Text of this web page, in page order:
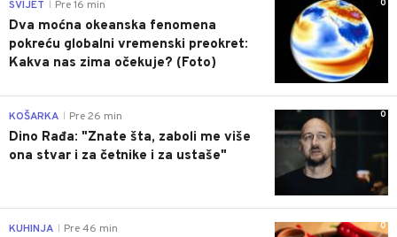
0
SVIJET Pre 16 min
Dva moćna okeanska fenomena
pokreću globalni vremenski preokret:
Kakva nas zima očekuje? (Foto)
0
KOŠARKA Pre 26 min
Dino Rađa: "Znate šta, zaboli me više
ona stvar i za četnike i za ustaše"
0
KUHINJA Pre 46 min